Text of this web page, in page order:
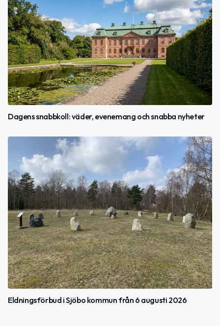
Dagens snabbkoll: väder, evenemang och snabba nyheter
Eldningsförbud i Sjöbo kommun från 6 augusti 2026